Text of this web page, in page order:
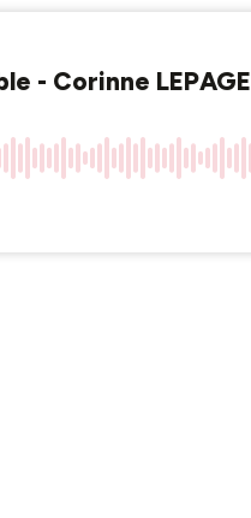
- Corinne LEPAGE